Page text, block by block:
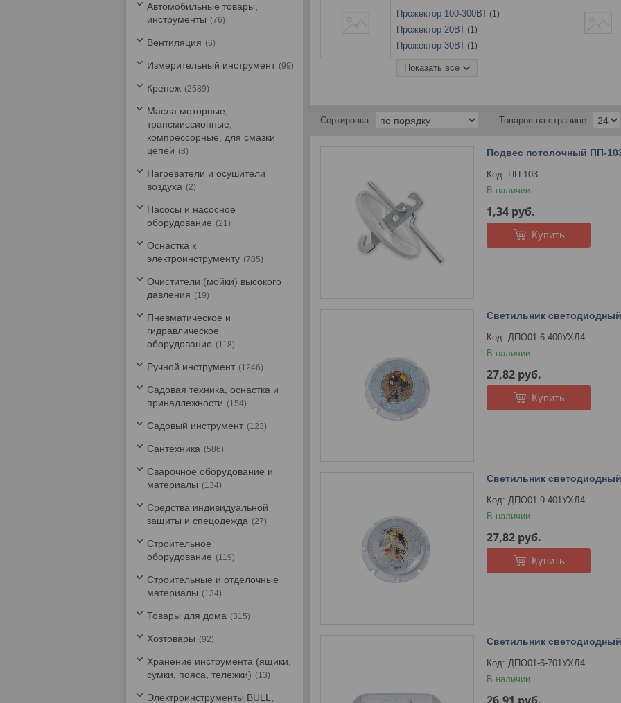
Прожектор 100-300ВТ 1
Прожектор 20ВТ 1
Прожектор 30ВТ 1
Прожектор 50ВТ
Показать все
Подвес потолочный ПП-
ПП-103
В наличии
1,34 руб.
Купить
Светильник
ДПО01-6-400УХЛ4
В наличии
27,82 руб.
Купить
Светильник
ДПО01-9-401УХЛ4
В наличии
27,82 руб.
Купить
Светильник
ДПО01-6-701УХЛ4
В наличии
Автомобильные товары,
инструменты
76
Вентиляция 6
Измерительный инструмент 99
Крепеж 2589
Масла моторные,
трансмиссионные,
компрессорные, для смазки
цепей
8
Нагреватели и осушители
воздуха
2
Насосы и насосное
оборудование
21
Оснастка к
электроинструменту
785
Очистители (мойки) высокого
давления
19
Пневматическое и
гидравлическое
оборудование
118
Ручной инструмент 1246
Садовая техника, оснастка и
принадлежности
154
Садовый инструмент 123
Сантехника 586
Сварочное оборудование и
материалы
134
Средства индивидуальной
защиты и спецодежда
27
Строительное
оборудование
119
Строительные и отделочные
материалы
134
Товары для дома 315
Хозтовары 92
Хранение инструмента (ящики,
сумки, пояса, тележки)
13
Электроинструменты BULL,